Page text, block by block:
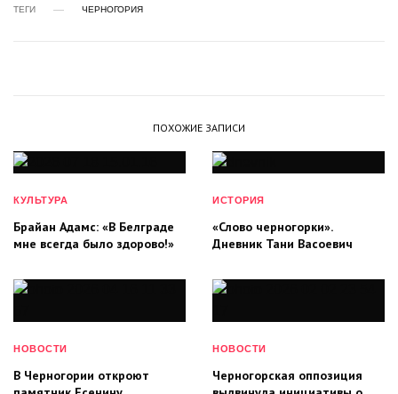
ТЕГИ ЧЕРНОГОРИЯ
ПОХОЖИЕ ЗАПИСИ
КУЛЬТУРА
Брайан Адамс: «В Белграде
мне всегда было здорово!»
ИСТОРИЯ
«Слово черногорки».
Дневник Тани Васоевич
НОВОСТИ
В Черногории откроют
НОВОСТИ
Черногорская оппозиция